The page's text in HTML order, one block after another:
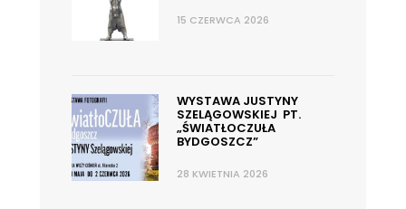
15 CZERWCA 2026
WYSTAWA JUSTYNY
SZELĄGOWSKIEJ PT.
„ŚWIATŁOCZUŁA
BYDGOSZCZ”
28 KWIETNIA 2026